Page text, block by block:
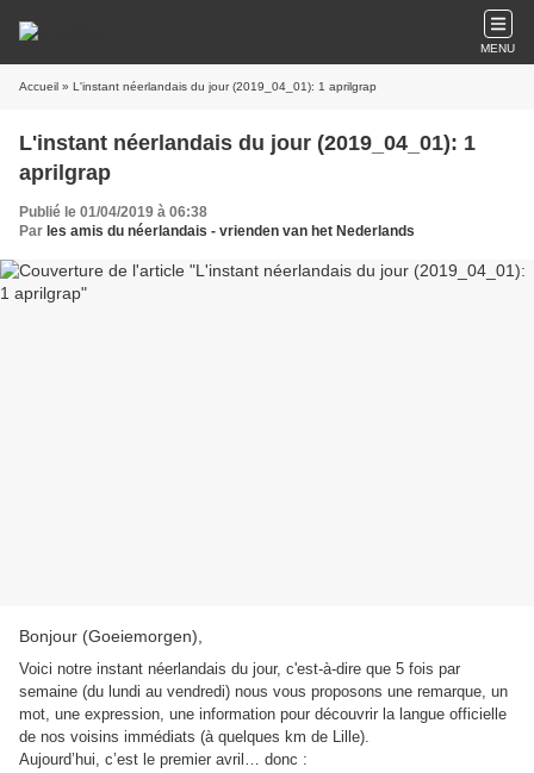
MENU
Accueil » L'instant néerlandais du jour (2019_04_01): 1 aprilgrap
L'instant néerlandais du jour (2019_04_01): 1
aprilgrap
Publié le 01/04/2019 à 06:38
Par les amis du néerlandais - vrienden van het Nederlands
Bonjour (Goeiemorgen),
Voici notre instant néerlandais du jour, c'est-à-dire que 5 fois par
semaine (du lundi au vendredi) nous vous proposons une remarque, un
mot, une expression, une information pour découvrir la langue officielle
de nos voisins immédiats (à quelques km de Lille).
Aujourd’hui, c’est le premier avril… donc :